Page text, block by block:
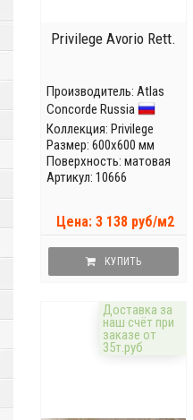
Privilege Avorio Rett.
Производитель: Atlas
Concorde Russia
Коллекция: Privilege
Размер: 600x600 мм
Поверхность: матовая
Артикул: 10666
Цена: 3 138 руб/м2
КУПИТЬ
Доставка за
наш счёт при
заказе от
35т.руб